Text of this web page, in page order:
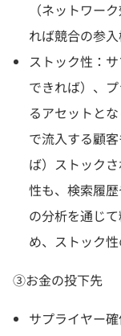
（ネットワー
れば競合の参
ストック性：
できれば）、
るアセットと
で流入する顧
ば）ストック
性も、検索履
の分析を通じ
め、ストック
③お金の投下先
サプライヤー